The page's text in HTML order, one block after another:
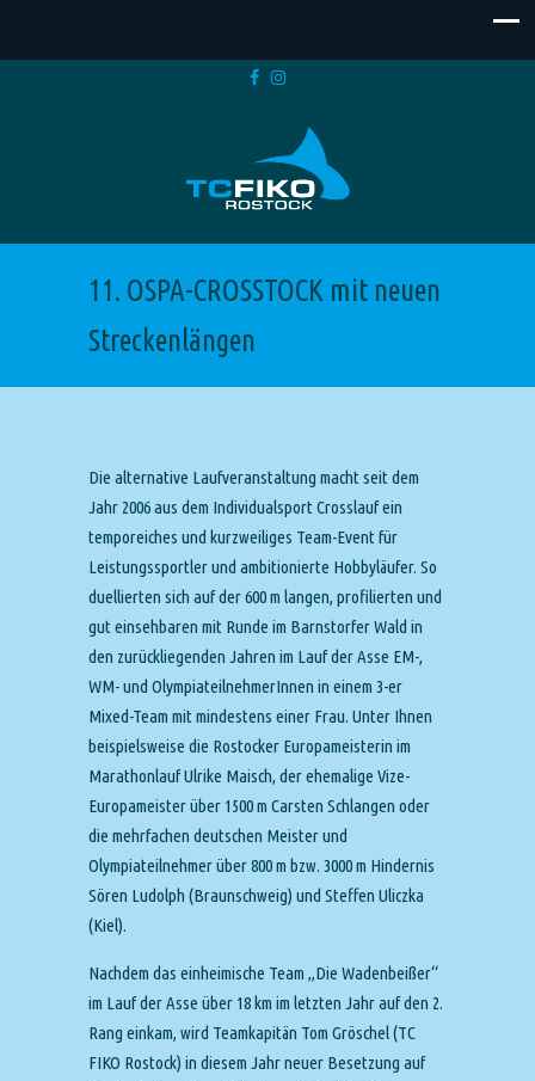
11. OSPA-CROSSTOCK mit neuen
Streckenlängen
Die alternative Laufveranstaltung macht seit dem
Jahr 2006 aus dem Individualsport Crosslauf ein
temporeiches und kurzweiliges Team-Event für
Leistungssportler und ambitionierte Hobbyläufer. So
duellierten sich auf der 600 m langen, profilierten und
gut einsehbaren mit Runde im Barnstorfer Wald in
den zurückliegenden Jahren im Lauf der Asse EM-,
WM- und OlympiateilnehmerInnen in einem 3-er
Mixed-Team mit mindestens einer Frau. Unter Ihnen
beispielsweise die Rostocker Europameisterin im
Marathonlauf Ulrike Maisch, der ehemalige Vize-
Europameister über 1500 m Carsten Schlangen oder
die mehrfachen deutschen Meister und
Olympiateilnehmer über 800 m bzw. 3000 m Hindernis
Sören Ludolph (Braunschweig) und Steffen Uliczka
(Kiel).
Nachdem das einheimische Team „Die Wadenbeißer“
im Lauf der Asse über 18 km im letzten Jahr auf den 2.
Rang einkam, wird Teamkapitän Tom Gröschel (TC
FIKO Rostock) in diesem Jahr neuer Besetzung auf